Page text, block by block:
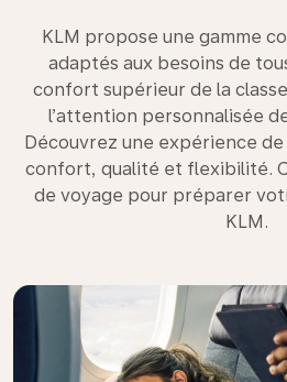
KLM propose une gamme
adaptés aux besoins de
confort supérieur de la
l’attention personnalisée
Découvrez une expérience
confort, qualité et flexibilité.
de voyage pour préparer
KLM.